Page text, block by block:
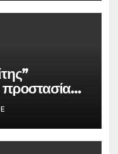
προστασία